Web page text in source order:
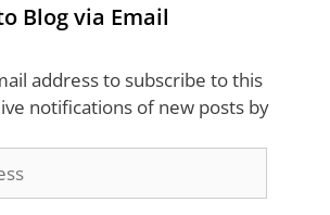
Blog via Email
address to subscribe to this
notifications of new posts by